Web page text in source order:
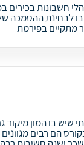
חשבונות בכירים
לבחינת ההסמכה
מתקיים בפירמת
בו המון מיקוד
הם רבים מגוונים